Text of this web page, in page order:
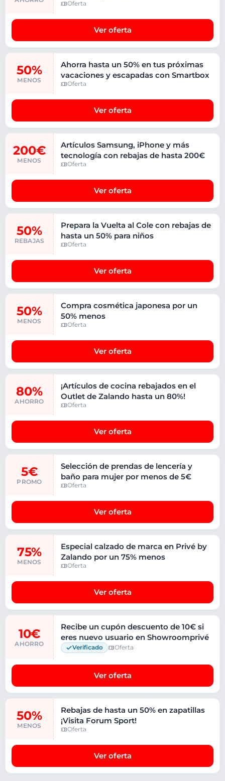
Oferta
Ver oferta
50%
MENOS
Ahorra hasta un 50% en tus próximas
vacaciones y escapadas con Smartbox
Oferta
Ver oferta
200€
MENOS
Artículos Samsung, iPhone y más
tecnología con rebajas de hasta 200€
Oferta
Ver oferta
50%
REBAJAS
Prepara la Vuelta al Cole con rebajas de
hasta un 50% para niños
Oferta
Ver oferta
50%
MENOS
Compra cosmética japonesa por un
50% menos
Oferta
Ver oferta
80%
AHORRO
¡Artículos de cocina rebajados en el
Outlet de Zalando hasta un 80%!
Oferta
Ver oferta
5€
PROMO
Selección de prendas de lencería y
baño para mujer por menos de 5€
Oferta
Ver oferta
75%
MENOS
Especial calzado de marca en Privé by
Zalando por un 75% menos
Oferta
Ver oferta
10€
AHORRO
Recibe un cupón descuento de 10€ si
eres nuevo usuario en Showroomprivé
Verificado Oferta
Ver oferta
50%
MENOS
Rebajas de hasta un 50% en zapatillas
¡Visita Forum Sport!
Oferta
Ver oferta